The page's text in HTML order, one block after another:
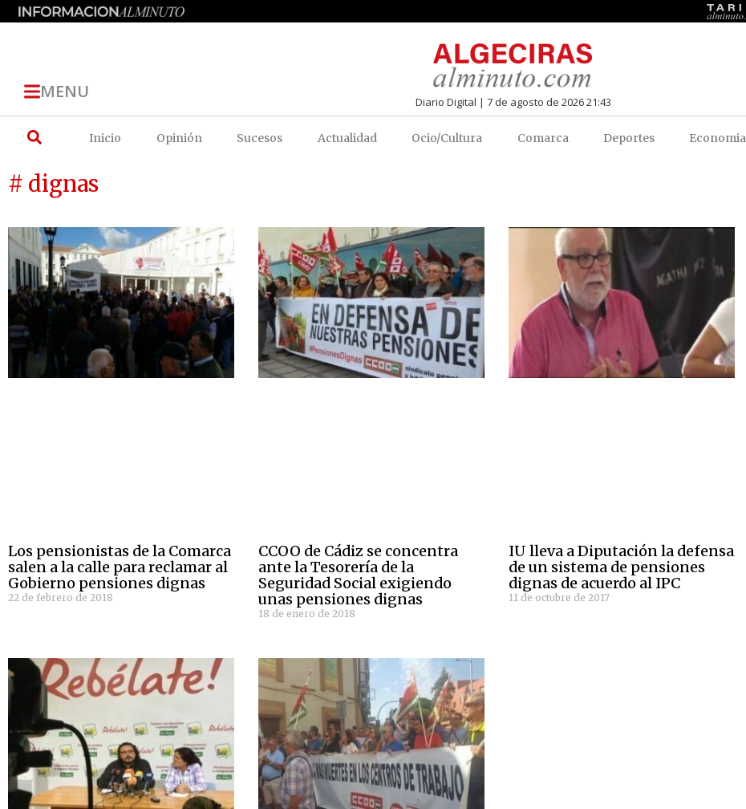
MENU Diario Digital | 7 de agosto de 2026 21:43
Inicio Opinión Sucesos Actualidad Ocio/Cultura Comarca Deportes Economia
# dignas
Los pensionistas de la Comarca
salen a la calle para reclamar al
Gobierno pensiones dignas
22 de febrero de 2018
CCOO de Cádiz se concentra
ante la Tesorería de la
Seguridad Social exigiendo
unas pensiones dignas
18 de enero de 2018
IU lleva a Diputación la defensa
de un sistema de pensiones
dignas de acuerdo al IPC
11 de octubre de 2017